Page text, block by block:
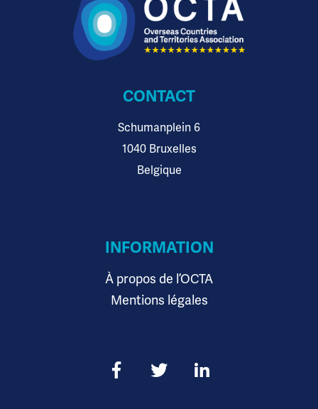
CONTACT
Schumanplein 6
1040 Bruxelles
Belgique
INFORMATION
À propos de l’OCTA
Mentions légales